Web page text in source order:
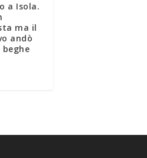
a Isola.
ma il
andò